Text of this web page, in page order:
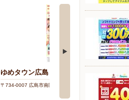
ゆめタウン広島
〒734-0007 広島市南区皆実町2丁目8-17